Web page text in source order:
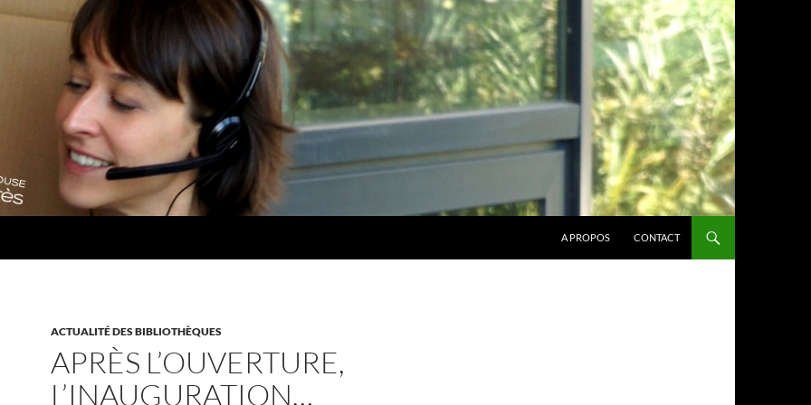
A PROPOS CONTACT
ACTUALITÉ DES BIBLIOTHÈQUES
APRÈS L’OUVERTURE,
L’INAUGURATION…